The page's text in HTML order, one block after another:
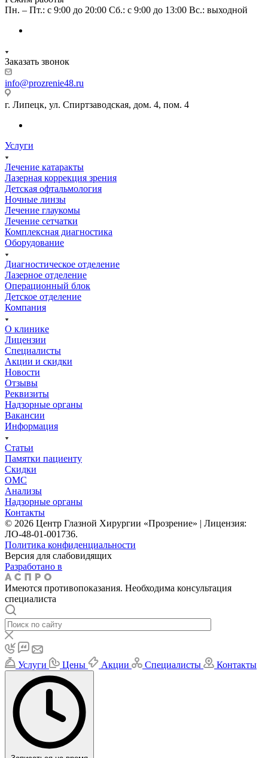
Пн. – Пт.: с 9:00 до 20:00 Сб.: с 9:00 до 13:00 Вс.: выходной
Заказать звонок
info@prozrenie48.ru
г. Липецк, ул. Спиртзаводская, дом. 4, пом. 4
Услуги
Лечение катаракты
Лазерная коррекция зрения
Детская офтальмология
Ночные линзы
Лечение глаукомы
Лечение сетчатки
Комплексная диагностика
Оборудование
Диагностическое отделение
Лазерное отделение
Операционный блок
Детское отделение
Компания
О клинике
Лицензии
Специалисты
Акции и скидки
Новости
Отзывы
Реквизиты
Надзорные органы
Вакансии
Информация
Статьи
Памятки пациенту
Скидки
ОМС
Анализы
Надзорные органы
Контакты
© 2026 Центр Глазной Хирургии «Прозрение» | Лицензия:
ЛО-48-01-001736.
Политика конфиденциальности
Версия для слабовидящих
Разработано в
Имеются противопоказания. Необходима консультация
специалиста
Услуги Цены Акции Специалисты Контакты